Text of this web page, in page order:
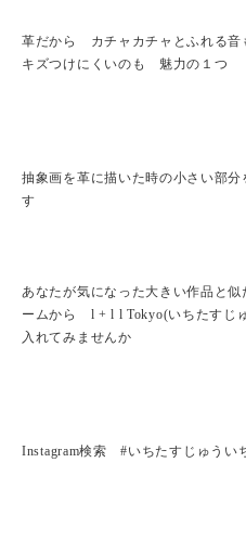
革だから カチャカチャとふれる
キズつけにくいのも 魅力の１つ
抽象画を革に描いた時の小さい部
す
あなたが気になった大きい作品と
ームから l + l l Tokyo(いちたすじ
入れてみませんか
Instagram検索 #いちたすじゅうい